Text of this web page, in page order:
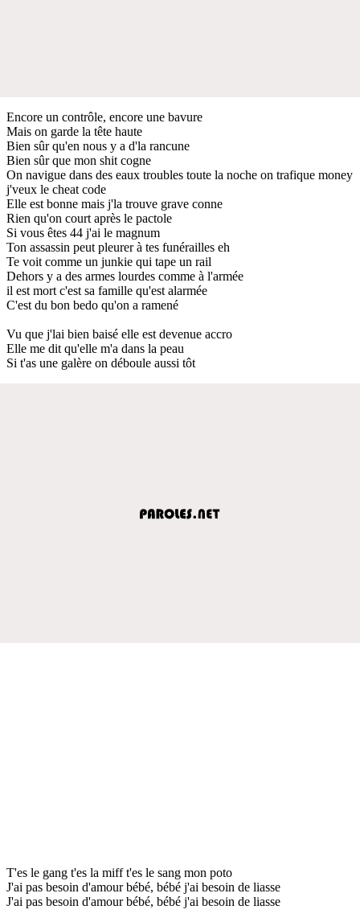
Encore un contrôle, encore une bavure
Mais on garde la tête haute
Bien sûr qu'en nous y a d'la rancune
Bien sûr que mon shit cogne
On navigue dans des eaux troubles toute la noche on trafique money
j'veux le cheat code
Elle est bonne mais j'la trouve grave conne
Rien qu'on court après le pactole
Si vous êtes 44 j'ai le magnum
Ton assassin peut pleurer à tes funérailles eh
Te voit comme un junkie qui tape un rail
Dehors y a des armes lourdes comme à l'armée
il est mort c'est sa famille qu'est alarmée
C'est du bon bedo qu'on a ramené
Vu que j'lai bien baisé elle est devenue accro
Elle me dit qu'elle m'a dans la peau
Si t'as une galère on déboule aussi tôt
T'es le gang t'es la miff t'es le sang mon poto
J'ai pas besoin d'amour bébé, bébé j'ai besoin de liasse
J'ai pas besoin d'amour bébé, bébé j'ai besoin de liasse